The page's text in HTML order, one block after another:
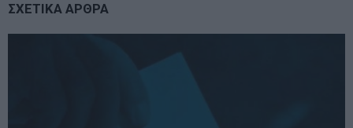
ΣΧΕΤΙΚΑ ΑΡΘΡΑ